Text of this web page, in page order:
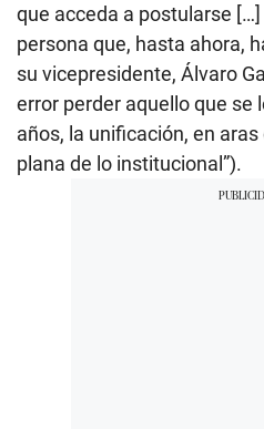
que acceda a postularse
persona que, hasta ahora,
su vicepresidente, Álvaro
error perder aquello que se
años, la unificación, en
plana de lo institucional”).